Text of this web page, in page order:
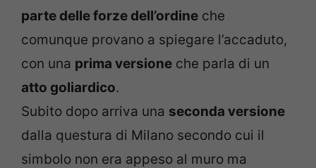
parte delle forze dell’ordine che
comunque provano a spiegare l’accaduto,
con una prima versione che parla di un
atto goliardico.
Subito dopo arriva una seconda versione
dalla questura di Milano secondo cui il
simbolo non era appeso al muro ma